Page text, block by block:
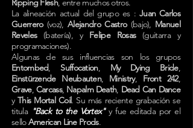
Ripping Flesh, entre muchos otros.
La alineación actual del grupo es : Juan Carlos
Guerrero(voz),Alejandro Castro (bajo), Manuel
Reveles (batería), y Felipe Rosas(guitarra y
programaciones).
Algunas de sus influencias son los grupos
Entombed,Suffocation, My Dying Bride,
Einstürzende Neubauten, Ministry, Front 242,
Grave, Carcass, Napalm Death, Dead Can Dance
yThis Mortal Coil. Su más reciente grabación se
titula "Back to the Vortex" y fue editada por el
selloAmerican Line Prods.